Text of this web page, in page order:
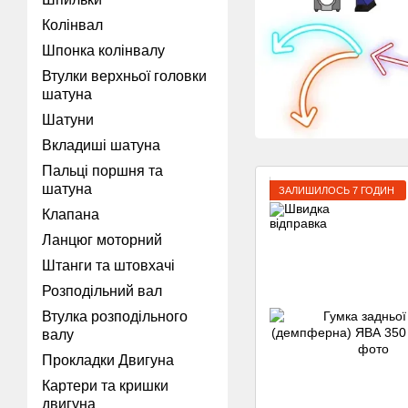
ЗАЛИШИЛОСЬ 7 ГОДИН
Колінвал
Шпонка колінвалу
Втулки верхньої головки
шатуна
Шатуни
Вкладиші шатуна
Пальці поршня та
шатуна
Клапана
Ланцюг моторний
Штанги та штовхачі
Розподільний вал
Втулка розподільного
валу
Прокладки Двигуна
Картери та кришки
двигуна